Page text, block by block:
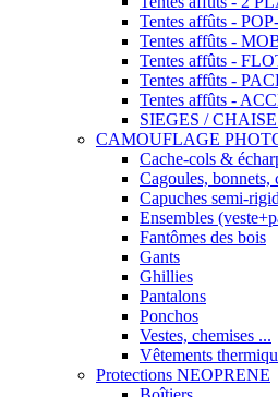
Tentes affûts -
Tentes affûts -
Tentes affûts -
Tentes affûts -
Tentes affûts -
SIEGES /
CAMOUFLAGE
Cache-cols &
Cagoules, bonnets,
Capuches semi-
Ensembles
Fantômes des bois
Gants
Ghillies
Pantalons
Ponchos
Vestes, chemises ...
Vêtements
Protections NEOPRENE